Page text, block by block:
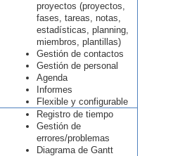
proyectos (proyectos,
fases, tareas, notas,
estadísticas, planning,
miembros, plantillas)
Gestión de contactos
Gestión de personal
Agenda
Informes
Flexible y configurable
Registro de tiempo
Gestión de
errores/problemas
Diagrama de Gantt